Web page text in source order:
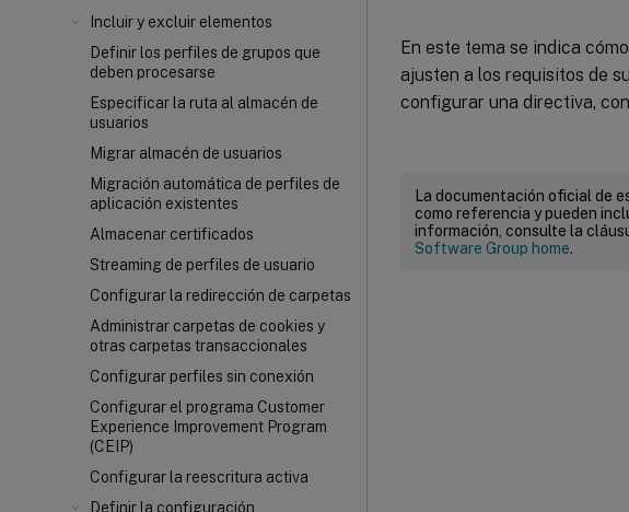
Incluir y excluir elementos
Definir los perfiles de grupos que
deben procesarse
Especificar la ruta al almacén de
usuarios
Migrar almacén de usuarios
Migración automática de perfiles de
aplicación existentes
Almacenar certificados
Streaming de perfiles de usuario
Configurar la redirección de carpetas
Administrar carpetas de cookies y
otras carpetas transaccionales
Configurar perfiles sin conexión
Configurar el programa Customer
Experience Improvement Program
(CEIP)
Configurar la reescritura activa
Definir la configuración
En este tema se indica
ajusten a los requisitos de
configurar una directiva,
La documentación oficial de
como referencia y pueden
información, consulte la
Software Group home.